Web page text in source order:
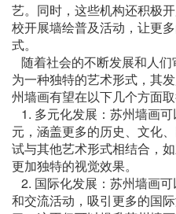
艺。同时，这些机构还积极
校开展墙绘普及活动，让更
式。
随着社会的不断发展和人
为一种独特的艺术形式，其
州墙画有望在以下几个方面
1. 多元化发展：苏州墙画
元，涵盖更多的历史、文化
试与其他艺术形式相结合，
更加独特的视觉效果。
2. 国际化发展：苏州墙画
和交流活动，吸引更多的国